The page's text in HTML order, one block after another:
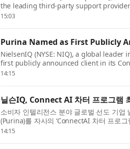
the leading third-party support
announced that Khimji Ramdas Group,
15:03
Purina Named as First Publicly
NielsenIQ (NYSE: NIQ), a global
first publicly announced client in its
NIQ’s launch of the program with five
14:15
닐슨IQ, Connect AI 차터 프로그램
소비자 인텔리전스 분야 글로벌 선도 기
(Purina)를 자사의 ‘ConnectAI 차터 프로
했다고 발표했다. 이번 발표는 닐슨IQ가
14:15